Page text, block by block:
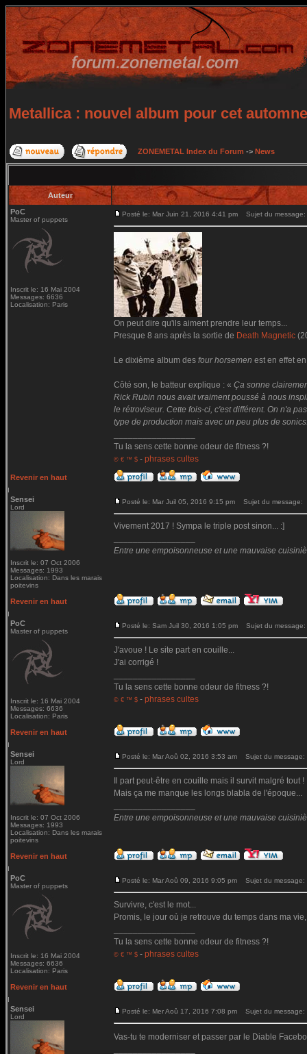
Metallica : nouvel album pour cet automne
ZONEMETAL Index du Forum -> News
Auteur
PoC
Master of puppets
Inscrit le: 16 Mai 2004
Messages: 6636
Localisation: Paris
Posté le: Mar Juin 21, 2016 4:41 pm Sujet du message:
On peut dire qu'ils aiment prendre leur temps...
Presque 8 ans après la sortie de Death Magnetic
Le dixième album des four horsemen est en effet
Côté son, le batteur explique : « Ça sonne
Rick Rubin nous avait vraiment poussé à nous
le rétroviseur. Cette fois-ci, c'est différent. On n'a
type de production mais avec un peu plus de
Tu la sens cette bonne odeur de fitness ?!
© € ™ $ - phrases cultes
Revenir en haut
Sensei
Lord
Inscrit le: 07 Oct 2006
Messages: 1993
Localisation: Dans les marais
poitevins
Posté le: Mar Juil 05, 2016 9:15 pm Sujet du message:
Vivement 2017 ! Sympa le triple post sinon... :]
Entre une empoisonneuse et une mauvaise
Revenir en haut
PoC
Master of puppets
Inscrit le: 16 Mai 2004
Messages: 6636
Localisation: Paris
Posté le: Sam Juil 30, 2016 1:05 pm Sujet du message:
J'avoue ! Le site part en couille...
J'ai corrigé !
Tu la sens cette bonne odeur de fitness ?!
© € ™ $ - phrases cultes
Revenir en haut
Sensei
Lord
Inscrit le: 07 Oct 2006
Messages: 1993
Localisation: Dans les marais
poitevins
Posté le: Mar Aoû 02, 2016 3:53 am Sujet du message:
Il part peut-être en couille mais il survit malgré tout !
Mais ça me manque les longs blabla de l'époque...
Entre une empoisonneuse et une mauvaise
Revenir en haut
PoC
Master of puppets
Inscrit le: 16 Mai 2004
Messages: 6636
Localisation: Paris
Posté le: Mar Aoû 09, 2016 9:05 pm Sujet du message:
Survivre, c'est le mot...
Promis, le jour où je retrouve du temps dans ma
Tu la sens cette bonne odeur de fitness ?!
© € ™ $ - phrases cultes
Revenir en haut
Sensei
Lord
Posté le: Mer Aoû 17, 2016 7:08 pm Sujet du message:
Vas-tu te moderniser et passer par le Diable